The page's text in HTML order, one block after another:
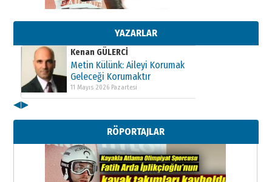
YAZARLAR
Metin Külünk: Aileyi Korumak
11 Mayıs 2026 Pazartesi
Kenan GÜLERCİ
Metin Külünk: Aileyi Korumak
Geleceği Korumaktır
11 Mayıs 2026 Pazartesi
Metin Külünk: Aileyi Korumak
Geleceği Korumaktır
11 Mayıs 2026 Pazartesi
◀▶
RÖPORTAJLAR